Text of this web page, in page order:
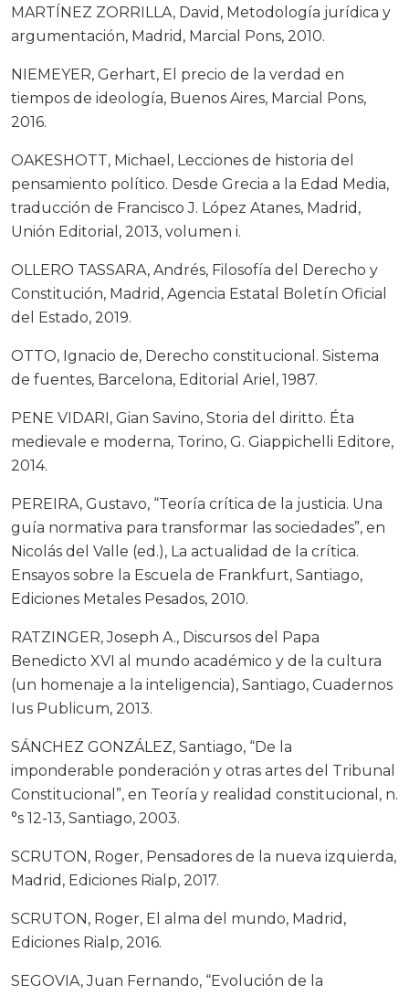
MARTÍNEZ ZORRILLA, David, Metodología jurídica y
argumentación, Madrid, Marcial Pons, 2010.
NIEMEYER, Gerhart, El precio de la verdad en
tiempos de ideología, Buenos Aires, Marcial Pons,
2016.
OAKESHOTT, Michael, Lecciones de historia del
pensamiento político. Desde Grecia a la Edad Media,
traducción de Francisco J. López Atanes, Madrid,
Unión Editorial, 2013, volumen i.
OLLERO TASSARA, Andrés, Filosofía del Derecho y
Constitución, Madrid, Agencia Estatal Boletín Oficial
del Estado, 2019.
OTTO, Ignacio de, Derecho constitucional. Sistema
de fuentes, Barcelona, Editorial Ariel, 1987.
PENE VIDARI, Gian Savino, Storia del diritto. Éta
medievale e moderna, Torino, G. Giappichelli Editore,
2014.
PEREIRA, Gustavo, “Teoría crítica de la justicia. Una
guía normativa para transformar las sociedades”, en
Nicolás del Valle (ed.), La actualidad de la crítica.
Ensayos sobre la Escuela de Frankfurt, Santiago,
Ediciones Metales Pesados, 2010.
RATZINGER, Joseph A., Discursos del Papa
Benedicto XVI al mundo académico y de la cultura
(un homenaje a la inteligencia), Santiago, Cuadernos
Ius Publicum, 2013.
SÁNCHEZ GONZÁLEZ, Santiago, “De la
imponderable ponderación y otras artes del Tribunal
Constitucional”, en Teoría y realidad constitucional, n.
°s 12-13, Santiago, 2003.
SCRUTON, Roger, Pensadores de la nueva izquierda,
Madrid, Ediciones Rialp, 2017.
SCRUTON, Roger, El alma del mundo, Madrid,
Ediciones Rialp, 2016.
SEGOVIA, Juan Fernando, “Evolución de la